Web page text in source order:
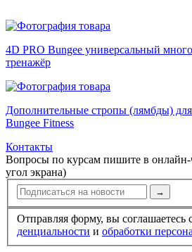
4D PRO Bungee универсальный
тренажёр
Дополнительные стропы (лямбды)
Bungee Fitness
Контакты
Вопросы по курсам пишите в
угол экрана)
→
Отправляя форму, вы соглашаетесь
ден­циальности и обработки